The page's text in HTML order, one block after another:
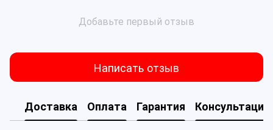
Добавьте первый отзыв
Написать отзыв
Доставка Оплата Гарантия Консультация